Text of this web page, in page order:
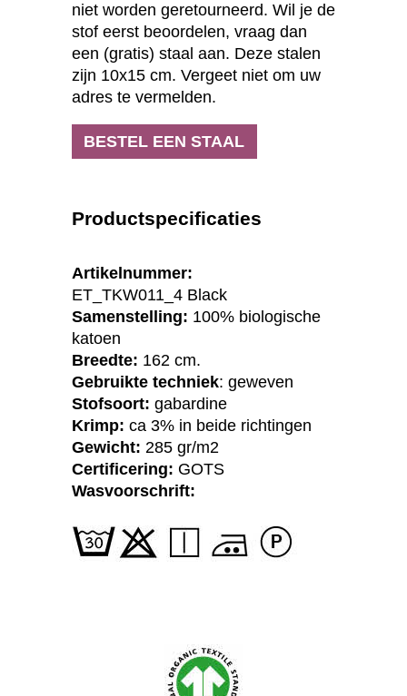
niet worden geretourneerd. Wil je de
stof eerst beoordelen, vraag dan
een (gratis) staal aan. Deze stalen
zijn 10x15 cm. Vergeet niet om uw
adres te vermelden.
BESTEL EEN STAAL
Productspecificaties
Artikelnummer:
ET_TKW011_4 Black
Samenstelling: 100% biologische
katoen
Breedte: 162 cm.
Gebruikte techniek: geweven
Stofsoort: gabardine
Krimp: ca 3% in beide richtingen
Gewicht: 285 gr/m2
Certificering: GOTS
Wasvoorschrift: